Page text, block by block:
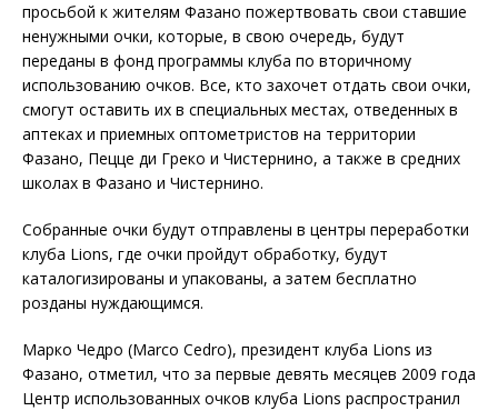
просьбой к жителям Фазано пожертвовать свои ставшие
ненужными очки, которые, в свою очередь, будут
переданы в фонд программы клуба по вторичному
использованию очков. Все, кто захочет отдать свои очки,
смогут оставить их в специальных местах, отведенных в
аптеках и приемных оптометристов на территории
Фазано, Пецце ди Греко и Чистернино, а также в средних
школах в Фазано и Чистернино.
Собранные очки будут отправлены в центры переработки
клуба Lions, где очки пройдут обработку, будут
каталогизированы и упакованы, а затем бесплатно
розданы нуждающимся.
Марко Чедро (Marco Cedro), президент клуба Lions из
Фазано, отметил, что за первые девять месяцев 2009 года
Центр использованных очков клуба Lions распространил